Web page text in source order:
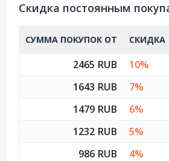
Cкидка постоянным
СУММА ПОКУПОК ОТ СКИДКА
2465 RUB
10%
1643 RUB
7%
1479 RUB
6%
1232 RUB
5%
986 RUB
4%